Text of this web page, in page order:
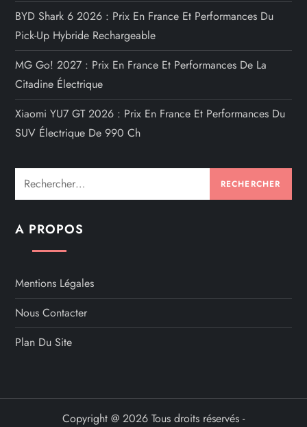
BYD Shark 6 2026 : Prix En France Et Performances Du
Pick-Up Hybride Rechargeable
MG Go! 2027 : Prix En France Et Performances De La
Citadine Électrique
Xiaomi YU7 GT 2026 : Prix En France Et Performances Du
SUV Électrique De 990 Ch
Rechercher :
A PROPOS
Mentions Légales
Nous Contacter
Plan Du Site
Copyright @ 2026 Tous droits réservés -